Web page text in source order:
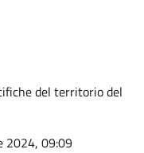
del territorio del
2024, 09:09